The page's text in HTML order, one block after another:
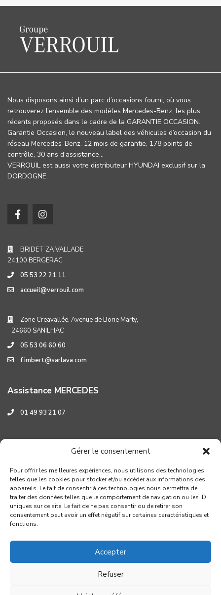
Gérer le consentement
Pour offrir les meilleures expériences, nous utilisons des technologies
telles que les cookies pour stocker et/ou accéder aux informations des
appareils. Le fait de consentir à ces technologies nous permettra de
traiter des données telles que le comportement de navigation ou les ID
uniques sur ce site. Le fait de ne pas consentir ou de retirer son
consentement peut avoir un effet négatif sur certaines caractéristiques et
fonctions.
Accepter
Refuser
Nous disposons ainsi d’un parc d’occasions fourni, où vous
retrouverez l’ensemble des modèles Mercedes-Benz, les plus
récents proposés dans le cadre de la GARANTIE OCCASION.
Garantie Occasion, le nouveau label des véhicules d’occasion du
réseau Mercedes-Benz. 12 mois de garantie, 178 points de
contrôle, 30 ans d’assistance…
VERROUIL est aussi votre distributeur HYUNDAÏ exclusif sur la
DORDOGNE.
BRIDET ZA VALLADE
24100 BERGERAC
05 53 22 21 11
accueil@verrouil.com
Zone Creavallée, Avenue de Borie Marty,
24660 SANILHAC
05 53 06 60 60
f.imbert@sarlava.com
Assistance MERCEDES
01 49 93 21 07